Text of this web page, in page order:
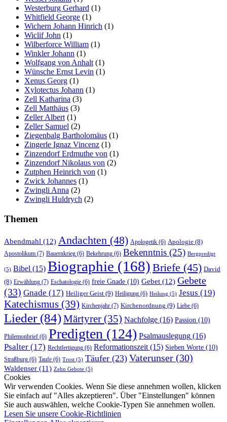
Westerburg Gerhard (1)
Whitfield George (1)
Wichern Johann Hinrich (1)
Wiclif John (1)
Wilberforce William (1)
Winkler Johann (1)
Wolfgang von Anhalt (1)
Wünsche Ernst Levin (1)
Xenus Georg (1)
Xylotectus Johann (1)
Zell Katharina (3)
Zell Matthäus (3)
Zeller Albert (1)
Zeller Samuel (2)
Ziegenbalg Bartholomäus (1)
Zingerle Ignaz Vincenz (1)
Zinzendorf Erdmuthe von (1)
Zinzendorf Nikolaus von (2)
Zutphen Heinrich von (1)
Zwick Johannes (1)
Zwingli Anna (2)
Zwingli Huldrych (2)
Themen
Abendmahl (12) Andachten (48) Apologetik (6) Apologie (8)
Apostolikum (7) Bauernkrieg (6) Bekehrung (6) Bekenntnis (25) Bergpredigt
(5) Bibel (15) Biographie (168) Briefe (45) David
(8) Erwählung (7) Eschatologie (6) freie Gnade (10) Gebet (12) Gebete
(33) Gnade (17) Heiliger Geist (9) Heiligung (6) Heilung (5) Jesus (19)
Katechismus (39) Kirchenjahr (7) Kirchenordnung (9) Liebe (6)
Lieder(84)Märtyrer (35) Nachfolge (16) Passion (10)
Philemonbrief (6) Predigten (124) Psalmauslegung (16)
Psalter (17) Rechtfertigung (6) Reformationszeit (15) Sieben Worte (10)
Straßburg (6) Taufe (6) Trost (5) Täufer (23) Vaterunser (30)
Waldenser (11) Zehn Gebote (5)
Cookies
Wir verwenden Cookies. Wenn Sie diese annehmen wollen, klicken
Sie einfach auf "Alles akzeptieren". Über "Einstellungen" können
Sie auch auswählen, welche Cookie-Typen Sie annehmen wollen.
Lesen Sie unsere Cookie-Richtlinien